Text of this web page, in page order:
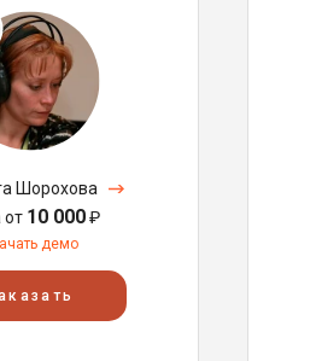
Шорохова
от 10 000₽
демо